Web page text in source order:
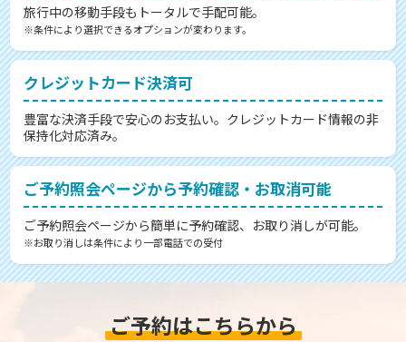
旅行中の移動手段もトータルで手配可能。
※条件により選択できるオプションが変わります。
クレジットカード決済可
豊富な決済手段で安心のお支払い。クレジットカード情報の非
保持化対応済み。
ご予約照会ページから予約確認・お取消可能
ご予約照会ページから簡単に予約確認、お取り消しが可能。
※お取り消しは条件により一部電話での受付
ご予約はこちらから